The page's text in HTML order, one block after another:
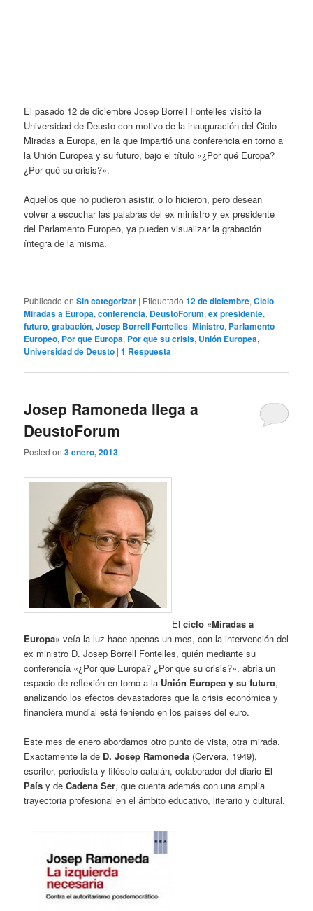
El pasado 12 de diciembre Josep Borrell Fontelles visitó la
Universidad de Deusto con motivo de la inauguración del Ciclo
Miradas a Europa, en la que impartió una conferencia en torno a
la Unión Europea y su futuro, bajo el título «¿Por qué Europa?
¿Por qué su crisis?».
Aquellos que no pudieron asistir, o lo hicieron, pero desean
volver a escuchar las palabras del ex ministro y ex presidente
del Parlamento Europeo, ya pueden visualizar la grabación
íntegra de la misma.
Publicado en Sin categorizar | Etiquetado 12 de diciembre,Ciclo
Miradas a Europa,conferencia, DeustoForum,ex presidente,
futuro,grabación,Josep Borrell Fontelles,Ministro, Parlamento
Europeo, Por que Europa, Por que su crisis, Unión Europea,
Universidad de Deusto |1 Respuesta
Josep Ramoneda llega a
DeustoForum
Posted on3 enero, 2013
Elciclo «Miradas a
Europa» veía la luz hace apenas un mes, con la intervención del
ex ministro D. Josep Borrell Fontelles, quién mediante su
conferencia «¿Por que Europa? ¿Por que su crisis?», abría un
espacio de reflexión en torno a la Unión Europea y su futuro,
analizando los efectos devastadores que la crisis económica y
financiera mundial está teniendo en los países del euro.
Este mes de enero abordamos otro punto de vista, otra mirada.
Exactamente la de D. Josep Ramoneda (Cervera, 1949),
escritor, periodista y filósofo catalán, colaborador del diario El
País y deCadena Ser, que cuenta además con una amplia
trayectoria profesional en el ámbito educativo, literario y cultural.